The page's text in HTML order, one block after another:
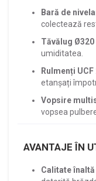
Bară de
colectează
Tăvălug Ø320
umiditatea.
Rulmenți
etanșați
Vopsire
vopsea
AVANTAJE ÎN
Calitate